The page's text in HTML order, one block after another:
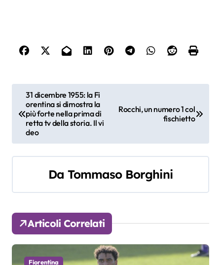
a
i
a
z
i
31 dicembre 1955: la Fi
orentina si dimostra la
più forte nella prima di
retta tv della storia. Il vi
deo
Rocchi, un numero 1 col
fischietto
Da Tommaso Borghini
Articoli Correlati
Fiorentina